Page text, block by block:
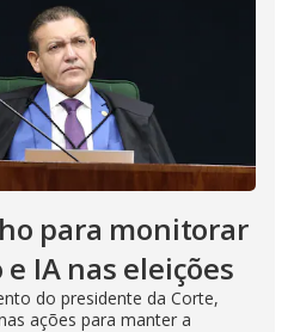
para monitorar
IA nas eleições
do presidente da Corte,
ações para manter a